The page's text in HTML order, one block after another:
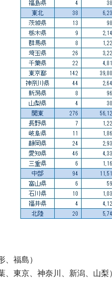
福島）
東京、神奈川、新潟、山梨）